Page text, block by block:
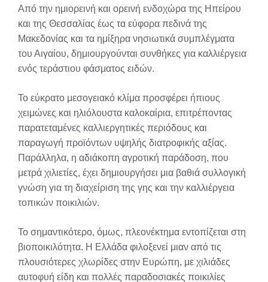
Από την ημιορεινή και ορεινή ενδοχώρα της Ηπείρου
και της Θεσσαλίας έως τα εύφορα πεδινά της
Μακεδονίας και τα ημίξηρα νησιωτικά συμπλέγματα
του Αιγαίου, δημιουργούνται συνθήκες για καλλιέργεια
ενός τεράστιου φάσματος ειδών.
Το εύκρατο μεσογειακό κλίμα προσφέρει ήπιους
χειμώνες και ηλιόλουστα καλοκαίρια, επιτρέποντας
παρατεταμένες καλλιεργητικές περιόδους και
παραγωγή προϊόντων υψηλής διατροφικής αξίας.
Παράλληλα, η αδιάκοπη αγροτική παράδοση, που
μετρά χιλιετίες, έχει δημιουργήσει μια βαθιά συλλογική
γνώση για τη διαχείριση της γης και την καλλιέργεια
τοπικών ποικιλιών.
Το σημαντικότερο, όμως, πλεονέκτημα εντοπίζεται στη
βιοποικιλότητα. Η Ελλάδα φιλοξενεί μιαν από τις
πλουσιότερες χλωρίδες στην Ευρώπη, με χιλιάδες
αυτοφυή είδη και πολλές παραδοσιακές ποικιλίες